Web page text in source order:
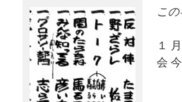
こ
１
会